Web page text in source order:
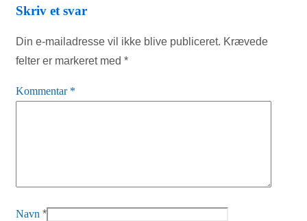
Skriv et svar
Din e-mailadresse vil ikke blive publiceret. Krævede
felter er markeret med *
Kommentar *
Navn *